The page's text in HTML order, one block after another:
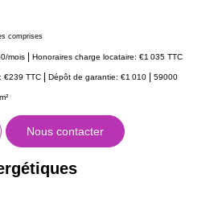
comprises
mois | Honoraires charge locataire: €1 035 TTC
€239 TTC | Dépôt de garantie: €1 010 | 59000
Nous contacter